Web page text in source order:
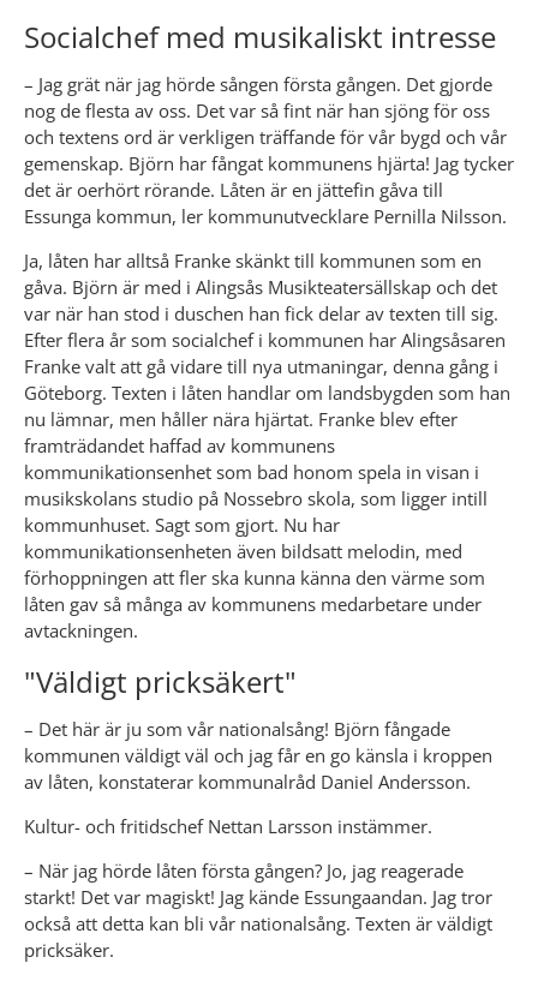
Socialchef med musikaliskt intresse
– Jag grät när jag hörde sången första gången. Det gjorde
nog de flesta av oss. Det var så fint när han sjöng för oss
och textens ord är verkligen träffande för vår bygd och vår
gemenskap. Björn har fångat kommunens hjärta! Jag tycker
det är oerhört rörande. Låten är en jättefin gåva till
Essunga kommun, ler kommunutvecklare Pernilla Nilsson.
Ja, låten har alltså Franke skänkt till kommunen som en
gåva. Björn är med i Alingsås Musikteatersällskap och det
var när han stod i duschen han fick delar av texten till sig.
Efter flera år som socialchef i kommunen har Alingsåsaren
Franke valt att gå vidare till nya utmaningar, denna gång i
Göteborg. Texten i låten handlar om landsbygden som han
nu lämnar, men håller nära hjärtat. Franke blev efter
framträdandet haffad av kommunens
kommunikationsenhet som bad honom spela in visan i
musikskolans studio på Nossebro skola, som ligger intill
kommunhuset. Sagt som gjort. Nu har
kommunikationsenheten även bildsatt melodin, med
förhoppningen att fler ska kunna känna den värme som
låten gav så många av kommunens medarbetare under
avtackningen.
"Väldigt pricksäkert"
– Det här är ju som vår nationalsång! Björn fångade
kommunen väldigt väl och jag får en go känsla i kroppen
av låten, konstaterar kommunalråd Daniel Andersson.
Kultur- och fritidschef Nettan Larsson instämmer.
– När jag hörde låten första gången? Jo, jag reagerade
starkt! Det var magiskt! Jag kände Essungaandan. Jag tror
också att detta kan bli vår nationalsång. Texten är väldigt
pricksäker.